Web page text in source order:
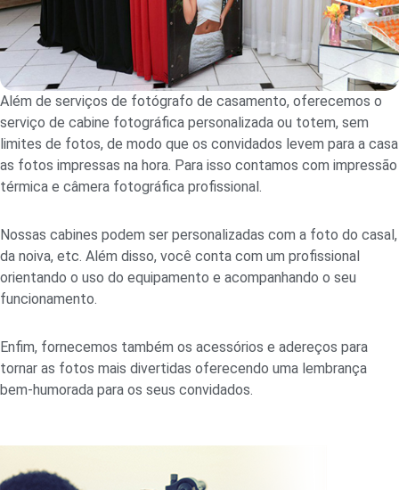
Além de serviços de fotógrafo de casamento, oferecemos o
serviço de cabine fotográfica personalizada ou totem, sem
limites de fotos, de modo que os convidados levem para a casa
as fotos impressas na hora. Para isso contamos com impressão
térmica e câmera fotográfica profissional.
Nossas cabines podem ser personalizadas com a foto do casal,
da noiva, etc. Além disso, você conta com um profissional
orientando o uso do equipamento e acompanhando o seu
funcionamento.
Enfim, fornecemos também os acessórios e adereços para
tornar as fotos mais divertidas oferecendo uma lembrança
bem-humorada para os seus convidados.